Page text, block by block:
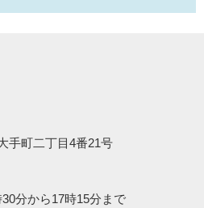
手町二丁目4番21号
分から17時15分まで